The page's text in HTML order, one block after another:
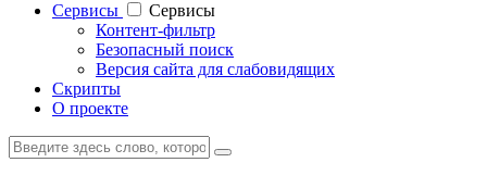
Cервисы
Cервисы
Контент-фильтр
Безопасный поиск
Версия сайта для слабовидящих
Скрипты
О проекте